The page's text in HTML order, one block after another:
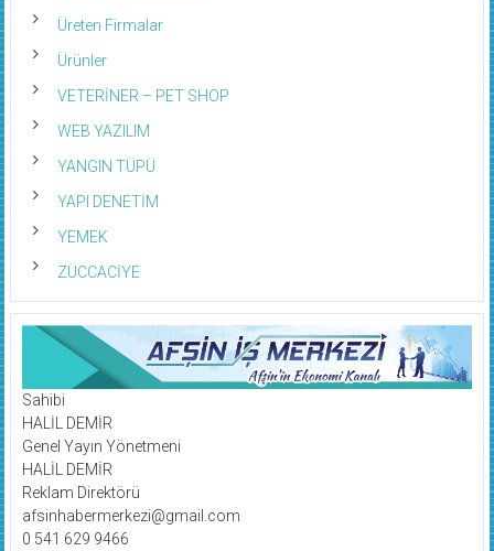
Üreten Firmalar
Ürünler
VETERİNER – PET SHOP
WEB YAZILIM
YANGIN TÜPÜ
YAPI DENETİM
YEMEK
ZÜCCACİYE
Sahibi
HALİL DEMİR
Genel Yayın Yönetmeni
HALİL DEMİR
Reklam Direktörü
afsinhabermerkezi@gmail.com
0 541 629 9466